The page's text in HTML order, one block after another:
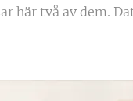
här två av dem.